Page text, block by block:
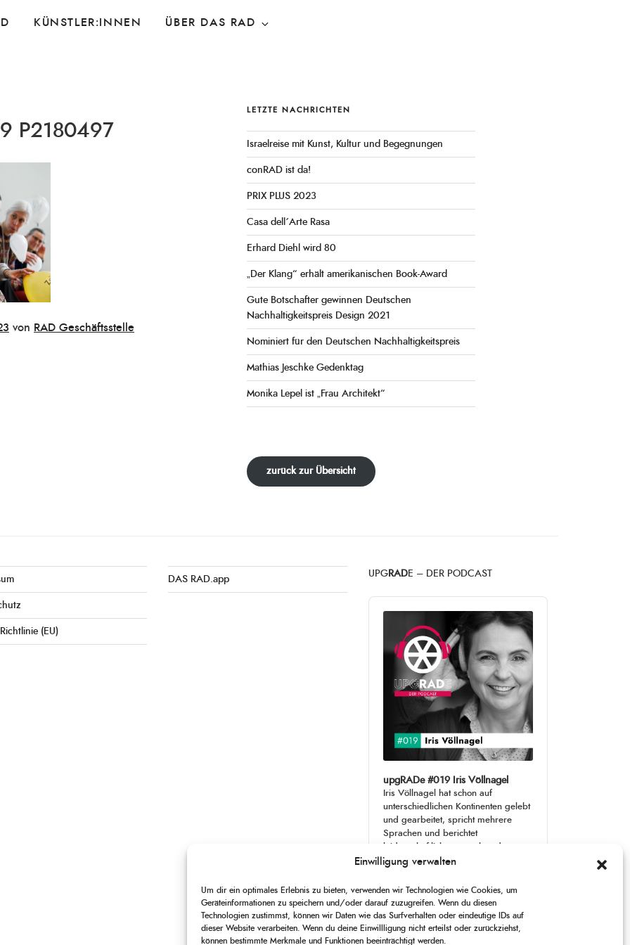
Einwilligung verwalten
Um dir ein optimales Erlebnis zu bieten, verwenden wir Technologien wie Cookies, um
Geräteinformationen zu speichern und/oder darauf zuzugreifen. Wenn du diesen
Technologien zustimmst, können wir Daten wie das Surfverhalten oder eindeutige IDs auf
dieser Website verarbeiten. Wenn du deine Einwillligung nicht erteilst oder zurückziehst,
können bestimmte Merkmale und Funktionen beeinträchtigt werden.
KÜNSTLER:INNEN ÜBER DAS RAD
P2180497
von RAD Geschäftsstelle
LETZTE NACHRICHTEN
Israelreise mit Kunst, Kultur und Begegnungen
conRAD ist da!
PRIX PLUS 2023
Casa dell´Arte Rasa
Erhard Diehl wird 80
„Der Klang“ erhält amerikanischen Book-Award
Gute Botschafter gewinnen Deutschen
Nachhaltigkeitspreis Design 2021
Nominiert für den Deutschen Nachhaltigkeitspreis
Mathias Jeschke Gedenktag
Monika Lepel ist „Frau Architekt“
zurück zur Übersicht
(EU)
DAS RAD.app
UPG RADE – DER PODCAST
Audio
Player
upgRADe #019 Iris Völlnagel
Iris Völlnagel hat schon auf
unterschiedlichen Kontinenten gelebt
und gearbeitet, spricht mehrere
Sprachen und berichtet
leidenschaftlich gerne über das, was
sie erlebt – als Journalistin,
CHANGE
PLAYBACK
RATE
1
SKIP
BACKWARD
PLAY
PAUSE
JUMP
FORWARD
THIS
00:00 00:00